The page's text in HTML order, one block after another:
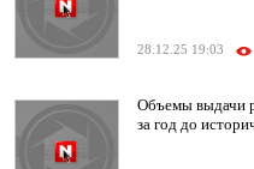
28.12.25 19:03
Объемы выдачи
за год до